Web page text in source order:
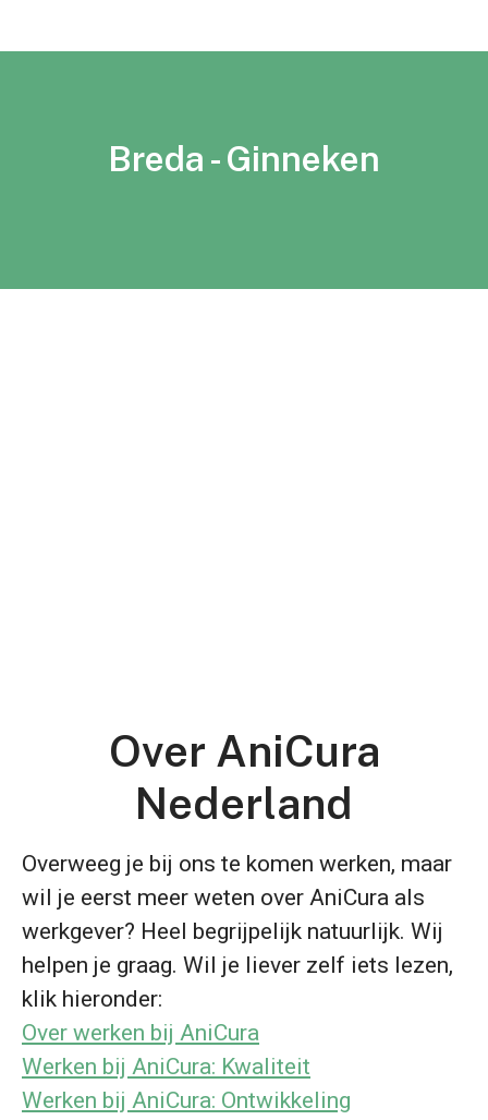
Breda - Ginneken
Over AniCura
Nederland
Overweeg je bij ons te komen werken, maar
wil je eerst meer weten over AniCura als
werkgever? Heel begrijpelijk natuurlijk. Wij
helpen je graag. Wil je liever zelf iets lezen,
klik hieronder:
Over werken bij AniCura
Werken bij AniCura: Kwaliteit
Werken bij AniCura: Ontwikkeling